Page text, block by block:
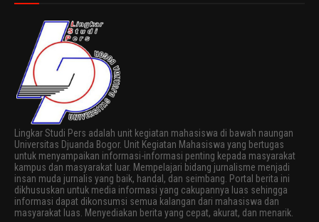
Lingkar Studi Pers adalah unit kegiatan mahasiswa di bawah naungan
Universitas Djuanda Bogor. Unit Kegiatan Mahasiswa yang bertugas
untuk menyampaikan informasi-informasi penting kepada masyarakat
kampus dan masyarakat luar. Mempelajari bidang jurnalisme menjadi
insan muda jurnalis yang baik, handal, dan seimbang. Portal berita ini
dikhususkan untuk media informasi yang cakupannya luas sehingga
informasi dapat dikonsumsi semua kalangan dari mahasiswa dan
masyarakat luas. Menyediakan berita yang cepat, akurat, dan menarik.